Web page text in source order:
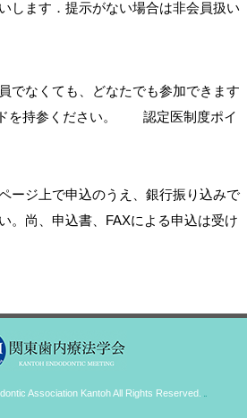
します．提示がない場合は非会員扱い
でなくても、どなたでも参加できます
を持参ください。 認定医制度ポイ
ージ上で申込のうえ、銀行振り込みで
。尚、申込書、FAXによる申込は受け
Association Kantoh All Rights Reserved.